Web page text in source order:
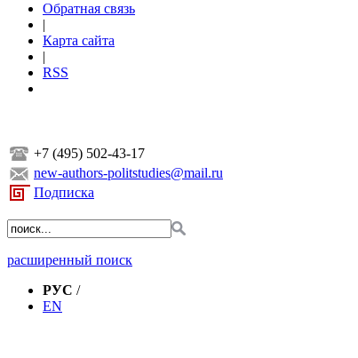
Обратная связь
|
Карта сайта
|
RSS
+7 (495) 502-43-17
new-authors-politstudies@mail.ru
Подписка
расширенный поиск
РУС /
EN